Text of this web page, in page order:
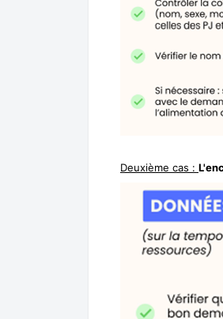
Deuxième cas :